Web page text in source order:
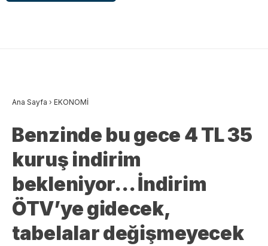
Ana Sayfa › EKONOMİ
Benzinde bu gece 4 TL 35
kuruş indirim
bekleniyor… İndirim
ÖTV’ye gidecek,
tabelalar değişmeyecek